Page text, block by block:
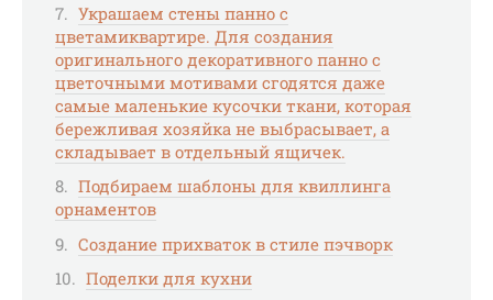
Украшаем стены панно с
цветамиквартире. Для создания
оригинального декоративного панно с
цветочными мотивами сгодятся даже
самые маленькие кусочки ткани, которая
бережливая хозяйка не выбрасывает, а
складывает в отдельный ящичек.
Подбираем шаблоны для квиллинга
орнаментов
Создание прихваток в стиле пэчворк
Поделки для кухни